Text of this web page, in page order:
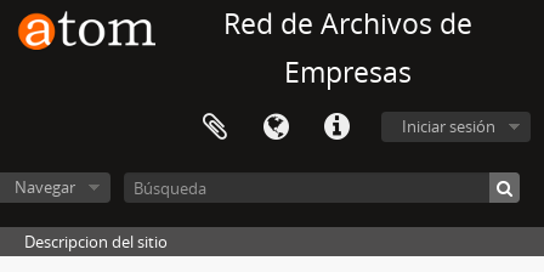
Red de Archivos de
Empresas
Iniciar sesión
Navegar
Descripcion del sitio